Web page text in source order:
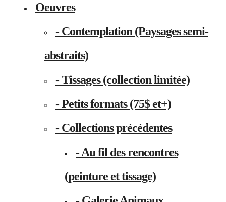
Oeuvres
- Contemplation (Paysages semi-
abstraits)
- Tissages (collection limitée)
- Petits formats (75$ et+)
- Collections précédentes
- Au fil des rencontres
(peinture et tissage)